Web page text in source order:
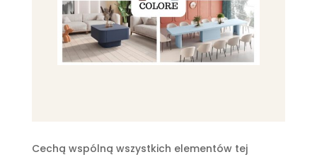
Cechą wspólną wszystkich elementów tej